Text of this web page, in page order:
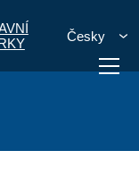
Česky